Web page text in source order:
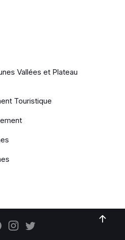
Vallées et Plateau
Touristique